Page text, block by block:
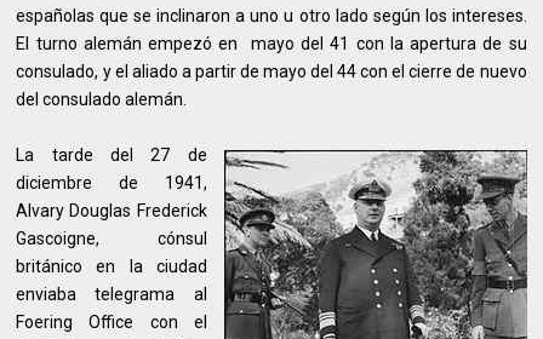
españolas que se inclinaron a uno u otro lado según los intereses.
El turno alemán empezó en mayo del 41 con la apertura de su
consulado, y el aliado a partir de mayo del 44 con el cierre de nuevo
del consulado alemán.
La tarde del 27 de
diciembre de 1941,
Alvary Douglas Frederick
Gascoigne, cónsul
británico en la ciudad
enviaba telegrama al
Foering Office con el